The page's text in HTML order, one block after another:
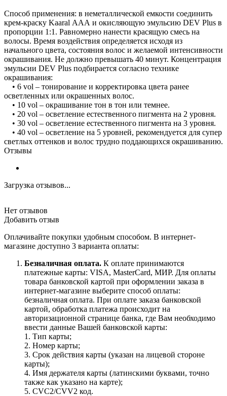
Способ применения: в неметаллической емкости соединить
крем-краску Kaaral ААА и окисляющую эмульсию DEV Plus в
пропорции 1:1. Равномерно нанести красящую смесь на
волосы. Время воздействия определяется исходя из
начального цвета, состояния волос и желаемой интенсивности
окрашивания. Не должно превышать 40 минут. Концентрация
эмульсии DEV Plus подбирается согласно технике
окрашивания:
• 6 vol – тонирование и корректировка цвета ранее
осветленных или окрашенных волос.
• 10 vol – окрашивание тон в тон или темнее.
• 20 vol – осветление естественного пигмента на 2 уровня.
• 30 vol – осветление естественного пигмента на 3 уровня.
• 40 vol – осветление на 5 уровней, рекомендуется для супер
светлых оттенков и волос трудно поддающихся окрашиванию.
Отзывы
Загрузка отзывов...
Нет отзывов
Добавить отзыв
Оплачивайте покупки удобным способом. В интернет-
магазине доступно 3 варианта оплаты:
Безналичная оплата. К оплате принимаются
платежные карты: VISA, MasterCard, МИР. Для оплаты
товара банковской картой при оформлении заказа в
интернет-магазине выберите способ оплаты:
безналичная оплата. При оплате заказа банковской
картой, обработка платежа происходит на
авторизационной странице банка, где Вам необходимо
ввести данные Вашей банковской карты:
1. Тип карты;
2. Номер карты;
3. Срок действия карты (указан на лицевой стороне
карты);
4. Имя держателя карты (латинскими буквами, точно
также как указано на карте);
5. CVC2/CVV2 код.